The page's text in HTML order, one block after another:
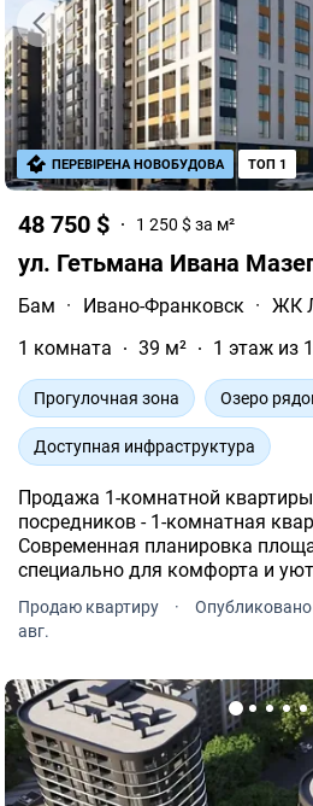
48 750 $ 1 250 $ за м²
ул. Гетьмана Ивана
Бам · Ивано-Франковск · ЖК
1 комната
39 м² 1 этаж из
Прогулочная зона Озеро
Доступная инфраструктура
Продажа 1-комнатной
посредников - 1-комнатная
Современная планировка площадью - 39 м²
специально для комфорта и уюта.
Продаю квартиру ·
авг.
ПЕРЕВІРЕНА НОВОБУДОВА ТОП 1